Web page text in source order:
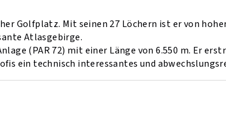
Golfplatz. Mit seinen 27 Löchern ist er von
Atlasgebirge.
(PAR 72) mit einer Länge von 6.550 m. Er
ein technisch interessantes und